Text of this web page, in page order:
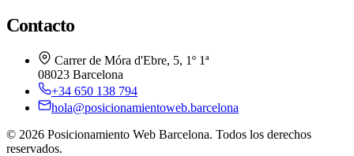
Contacto
Carrer de Móra d'Ebre, 5, 1º 1ª
08023 Barcelona
+34 650 138 794
hola@posicionamientoweb.barcelona
© 2026 Posicionamiento Web Barcelona. Todos los derechos
reservados.